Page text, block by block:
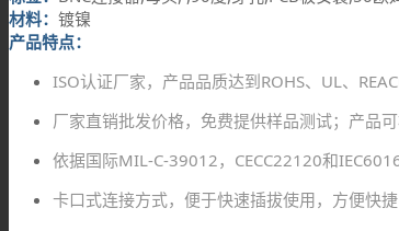
材料： 镀镍
产品特点：
ISO认证厂家，产品品质达到ROHS、UL、
厂家直销批发价格，免费提供样品测试；产品
依据国际MIL-C-39012，CECC22120和
卡口式连接方式，便于快速插拔使用，方便快捷